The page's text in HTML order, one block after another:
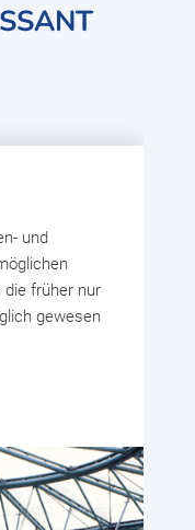
und
die früher nur
gewesen